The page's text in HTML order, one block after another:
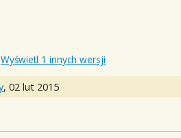
Wyświetl 1 innych wersji
, 02 lut 2015